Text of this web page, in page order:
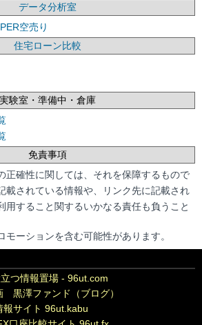
データ分析室
空売り
住宅ローン比較
実験室・準備中・倉庫
免責事項
正確性に関しては、それを保障するもので
載されている情報や、リンク先に記載され
用すること関するいかなる責任も負うこと
ーションを含む可能性があります。
つ情報置場 - 96ut.com
黒澤ファンド（ブログ）
報サイト 96ut.kabu